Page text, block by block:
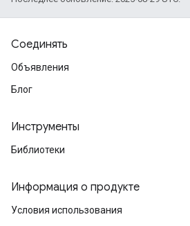
Соединять
Объявления
Блог
Инструменты
Библиотеки
Информация о продукте
Условия использования